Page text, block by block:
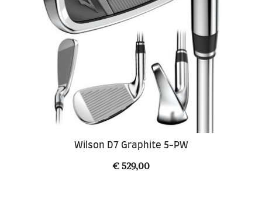
Wilson D7 Graphite 5-PW
€ 529,00